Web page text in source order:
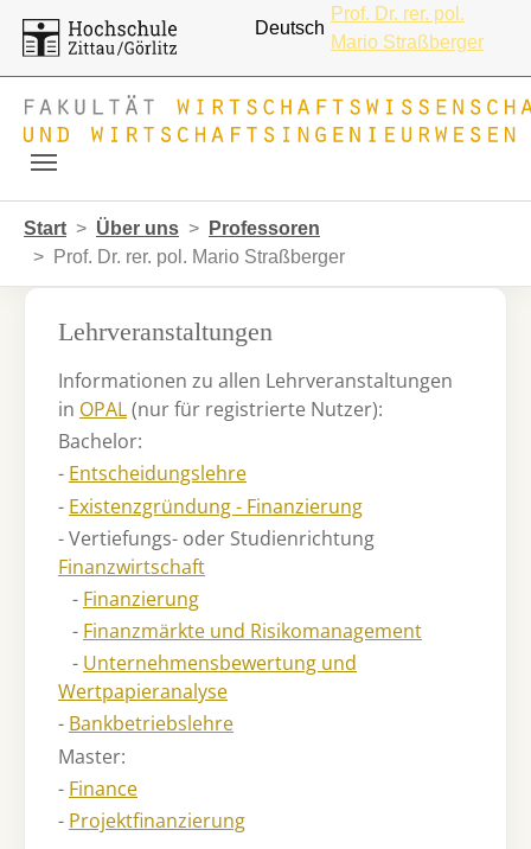
Deutsch
Prof. Dr. rer. pol.
Mario Straßberger
Sie sind hier:
Start Über uns
Professoren
Prof. Dr. rer. pol. Mario Straßberger
Lehrveranstaltungen
Informationen zu allen Lehrveranstaltungen
in OPAL(nur für registrierte Nutzer):
Bachelor:
- Entscheidungslehre
- Existenzgründung - Finanzierung
- Vertiefungs- oder Studienrichtung
Finanzwirtschaft
- Finanzierung
- Finanzmärkte und Risikomanagement
- Unternehmensbewertung und
Wertpapieranalyse
- Bankbetriebslehre
Master:
- Finance
- Projektfinanzierung